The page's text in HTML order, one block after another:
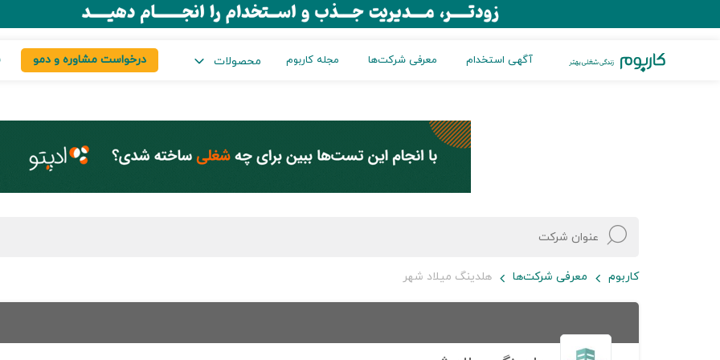
آگهی استخدام معرفی شرکت‌ها مجله کاربوم محصولات درخواست مشاوره و دمو
کاربوم معرفی شرکت‌ها هلدینگ میلاد شهر